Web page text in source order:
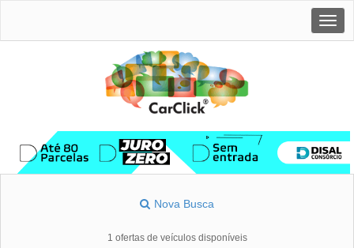
Nova Busca
1 ofertas de veículos disponíveis